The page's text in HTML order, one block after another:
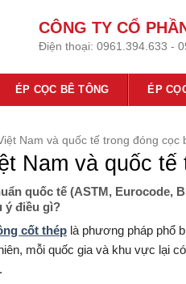
CÔNG TY CỔ
Điện thoại: 0961.394.633 -
ÉP CỌC BÊ TÔNG ÉP
Nam và quốc tế trong đóng cọc
Nam và quốc
quốc tế (ASTM,
ý điều gì?
cốt thép là phương pháp phổ
mỗi quốc gia và khu vực lại